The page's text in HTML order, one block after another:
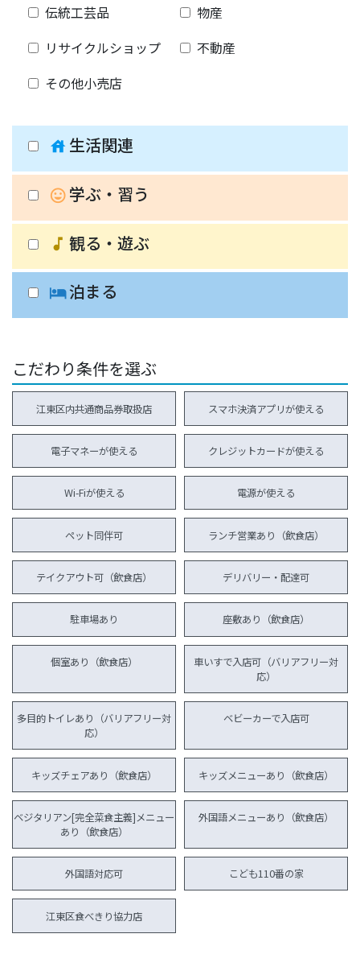
伝統工芸品
物産
リサイクルショップ
不動産
その他小売店
house 生活関連
insert_emoticon 学ぶ・習う
music_note 観る・遊ぶ
hotel泊まる
こだわり条件を選ぶ
江東区内共通商品券取扱店 スマホ決済アプリが使える
電子マネーが使える クレジットカードが使える
Wi-Fiが使える 電源が使える
ペット同伴可 ランチ営業あり（飲食店）
テイクアウト可（飲食店） デリバリー・配達可
駐車場あり 座敷あり（飲食店）
個室あり（飲食店）
車いすで入店可（バリアフリー対
応）
多目的トイレあり（バリアフリー対
応）
ベビーカーで入店可
キッズチェアあり（飲食店） キッズメニューあり（飲食店）
ベジタリアン[完全菜食主義]メニュー
あり（飲食店）
外国語メニューあり（飲食店）
外国語対応可 こども110番の家
江東区食べきり協力店